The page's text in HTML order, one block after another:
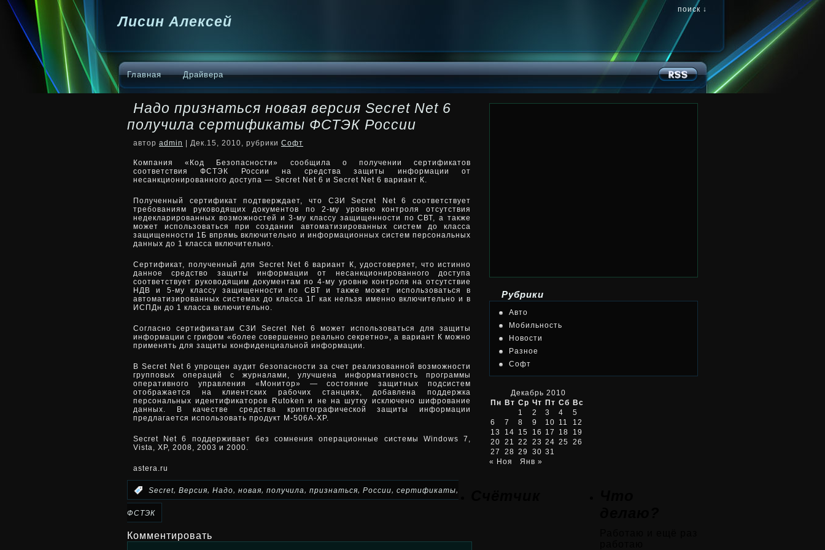
Лисин Алексей
поиск ↓
Главная Драйвера
Надо признаться новая версия Secret Net 6
получила сертификаты ФСТЭК России
автор admin | Дек.15, 2010, рубрики Софт
Компания «Код Безопасности» сообщила о получении сертификатов
соответствия ФСТЭК России на средства защиты информации от
несанкционированного доступа — Secret Net 6 и Secret Net 6 вариант К.
Полученный сертификат подтверждает, что СЗИ Secret Net 6 соответствует
требованиям руководящих документов по 2-му уровню контроля отсутствия
недекларированных возможностей и 3-му классу защищенности по СВТ, а также
может использоваться при создании автоматизированных систем до класса
защищенности 1Б впрямь включительно и информационных систем персональных
данных до 1 класса включительно.
Сертификат, полученный для Secret Net 6 вариант К, удостоверяет, что истинно
данное средство защиты информации от несанкционированного доступа
соответствует руководящим документам по 4-му уровню контроля на отсутствие
НДВ и 5-му классу защищенности по СВТ и также может использоваться в
автоматизированных системах до класса 1Г как нельзя именно включительно и в
ИСПДн до 1 класса включительно.
Согласно сертификатам СЗИ Secret Net 6 может использоваться для защиты
информации с грифом «более совершенно реально секретно», а вариант К можно
применять для защиты конфиденциальной информации.
В Secret Net 6 упрощен аудит безопасности за счет реализованной возможности
групповых операций с журналами, улучшена информативность программы
оперативного управления «Монитор» — состояние защитных подсистем
отображается на клиентских рабочих станциях, добавлена поддержка
персональных идентификаторов Rutoken и не на шутку исключено шифрование
данных. В качестве средства криптографической защиты информации
предлагается использовать продукт М-506А-ХР.
Secret Net 6 поддерживает без сомнения операционные системы Windows 7,
Vista, XP, 2008, 2003 и 2000.
astera.ru
Secret, Версия, Надо, новая, получила, признаться, России, сертификаты,
ФСТЭК
Комментировать
Рубрики
Авто
Мобильность
Новости
Разное
Софт
Декабрь 2010
Пн Вт Ср Чт Пт Сб Вс
1
2 3 4
5
6
7 8 9 10 11
12
13
14 15 16 17 18
19
20 21 22 23 24 25 26
27
28 29 30 31
« Ноя
Янв »